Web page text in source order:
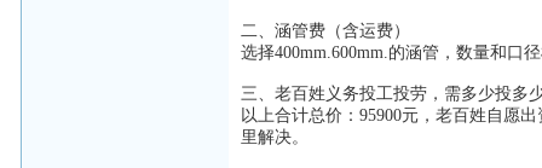
二、涵管费（含运费）
选择400mm.600mm.的涵管，数量和口
三、老百姓义务投工投劳，需多少投多
以上合计总价：95900元，老百姓自愿
里解决。